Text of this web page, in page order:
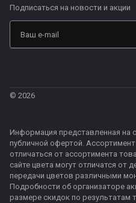
Подписаться на новости и акции
© 2026
Информация представленная на
публичной офертой.
отличаться от ассортимента
сайте цвета могут отличатся от
передачи цветов различными
Подробности об организаторе
размере скидок по результатам